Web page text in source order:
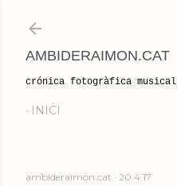
AMBIDERAIMON.CAT
crónica fotogràfica musical
INICI
ambideraimon.cat 20.4.17